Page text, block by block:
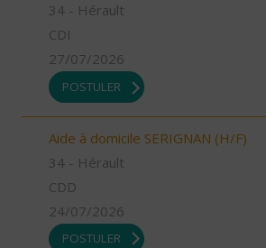
34 - Hérault
CDI
27/07/2026
POSTULER
Aide à domicile SERIGNAN (H/F)
34 - Hérault
CDD
24/07/2026
POSTULER